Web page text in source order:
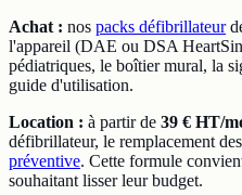
Achat : nos packs défibrillateur
l'appareil (DAE ou DSA
pédiatriques, le boîtier mural, la
guide d'utilisation.
Location : à partir de 39 € HT/
défibrillateur, le remplacement
préventive. Cette formule
souhaitant lisser leur budget.